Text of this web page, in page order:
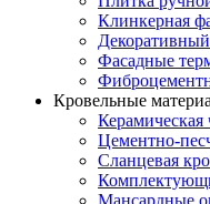
Клинкерная
Фасадные
Кровельные
Керамическая
Цементно-
Сланцевая
Мансардные